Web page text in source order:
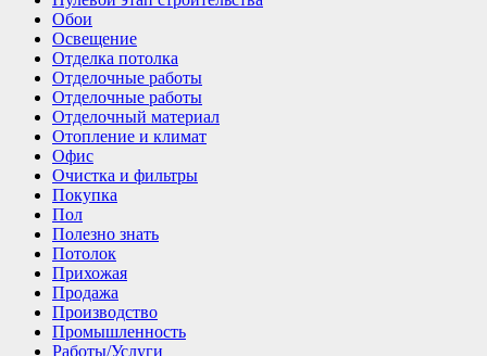
Обои
Освещение
Отделка потолка
Отделочные работы
Отделочные работы
Отделочный материал
Отопление и климат
Офис
Очистка и фильтры
Покупка
Пол
Полезно знать
Потолок
Прихожая
Продажа
Производство
Промышленность
Работы/Услуги